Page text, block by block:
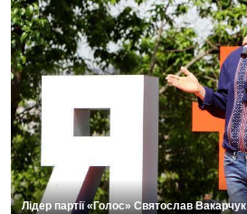
Лідер партії «Голос» Святослав Вакарчук